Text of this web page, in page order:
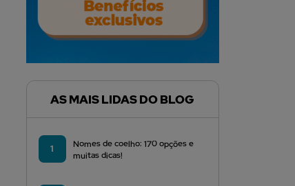
AS MAIS LIDAS DO BLOG
1
Nomes de coelho: 170 opções e
muitas dicas!